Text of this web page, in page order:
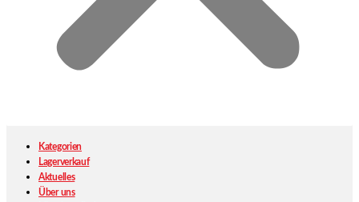
Kategorien
Lagerverkauf
Aktuelles
Über uns